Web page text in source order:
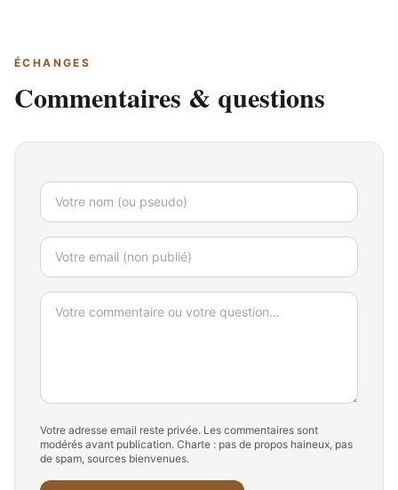
ÉCHANGES
Commentaires & questions
Votre adresse email reste privée. Les commentaires sont
modérés avant publication. Charte : pas de propos haineux, pas
de spam, sources bienvenues.